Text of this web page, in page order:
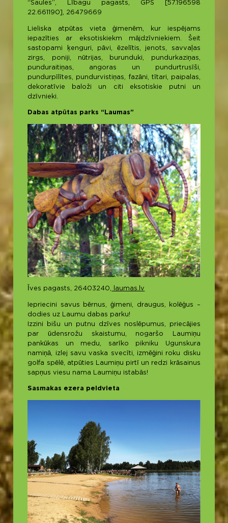
“Saules”, Lībagu pagasts, GPS [57.196598
22.661190], 26479669
Lieliska atpūtas vieta ģimenēm, kur iespējams
iepazīties ar eksotiskiekm mājdzīvniekiem. Šeit
sastopami ķenguri, pāvi, ēzelītis, jenots, savvaļas
zirgs, poniji, nūtrijas, burunduki, pundurkaziņas,
punduraitiņas, angoras un pundurtrusīši,
pundurpīlītes, pundurvistiņas, fazāni, tītari, paipalas,
dekoratīvie baloži un citi eksotiskie putni un
dzīvnieki.
Dabas atpūtas parks “Laumas”
Īves pagasts, 26403240, laumas.lv
Iepriecini savus bērnus, ģimeni, draugus, kolēģus –
dodies uz Laumu dabas parku!
Izzini bišu un putnu dzīves noslēpumus, priecājies
par ūdensrožu skaistumu, nogaršo Laumiņu
pankūkas un medu, sarīko pikniku Ugunskura
namiņā, izlej savu vaska svecīti, izmēģini roku disku
golfa spēlē, atpūties Laumiņu pirtī un redzi krāsainus
sapņus viesu nama Laumiņu istabās!
Sasmakas ezera peldvieta